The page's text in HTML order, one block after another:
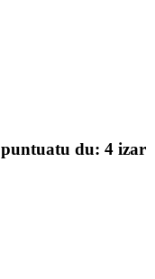
puntuatu du: 4 izar